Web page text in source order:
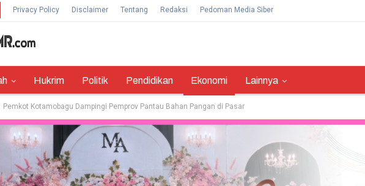
Privacy Policy Disclaimer Tentang Redaksi Pedoman Media Siber
Hukrim Politik Pendidikan Ekonomi Lainnya
Pemkot Kotamobagu Dampingi Pemprov Pantau Bahan Pangan di Pasar